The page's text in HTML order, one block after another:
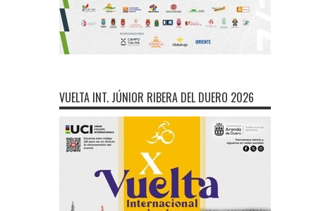
VUELTA INT. JÚNIOR RIBERA DEL DUERO 2026